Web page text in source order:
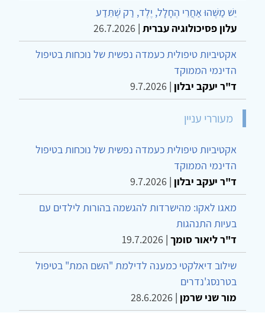
יֵשׁ מַשֶּׁהוּ אַחֲרֵי הֶחָלָל, יֶלֶד, רַק שֶׁתֵּדַע
עלון פסיכולוגיה עברית |
26.7.2026
אקטיביות טיפולית כעמדה נפשית של נוכחות בטיפול
הדינמי הממוקד
ד"ר יעקב יבלון |
9.7.2026
מעוררי עניין
אקטיביות טיפולית כעמדה נפשית של נוכחות בטיפול
הדינמי הממוקד
ד"ר יעקב יבלון |
9.7.2026
מאגו לאקו: מהישרדות להגשמה בהורות לילדים עם
בעיות התנהגות
ד"ר ליאור סומך |
19.7.2026
שילוב דיאלקטי כמענה לדילמת "השם המת" בטיפול
בטרנסג'נדרים
מור שני שרמן |
28.6.2026